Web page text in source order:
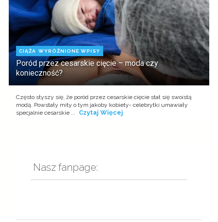
CIĄŻA WYRÓŻNIONE WPISY
Poród przez cesarskie cięcie – moda czy
konieczność?
Często słyszy się, że poród przez cesarskie cięcie stał się swoistą
modą. Powstały mity o tym jakoby kobiety- celebrytki umawiały
specjalnie cesarskie ...
Czytaj Więcej
Nasz fanpage: